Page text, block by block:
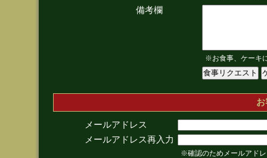
備考欄
※お食事、ケーキ
メールアドレス
メールアドレス再入力
※確認のためメールアド